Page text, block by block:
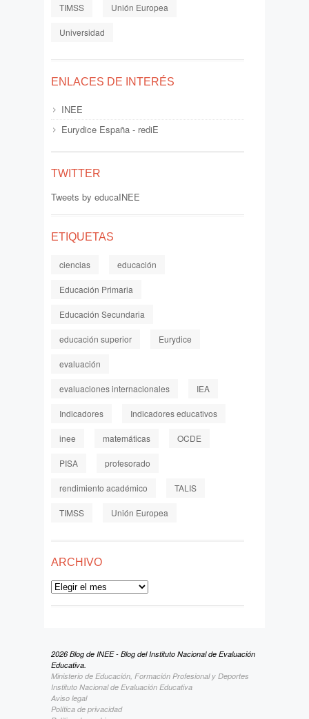
TIMSS Unión Europea
Universidad
ENLACES DE INTERÉS
INEE
Eurydice España - rediE
TWITTER
Tweets by educaINEE
ETIQUETAS
ciencias educación
Educación Primaria
Educación Secundaria
educación superior Eurydice
evaluación
evaluaciones internacionales IEA
Indicadores Indicadores educativos
inee matemáticas OCDE
PISA profesorado
rendimiento académico TALIS
TIMSS Unión Europea
ARCHIVO
Archivo
2026 Blog de INEE - Blog del Instituto Nacional de Evaluación
Educativa.
Ministerio de Educación, Formación Profesional y Deportes
Instituto Nacional de Evaluación Educativa
Aviso legal
Política de privacidad